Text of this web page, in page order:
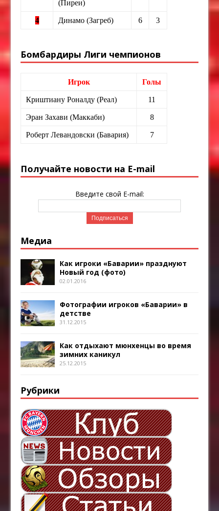
(Пиреи)
4 Динамо (Загреб) 6 3
Бомбардиры Лиги чемпионов
Игрок Голы
Криштиану Роналду (Реал) 11
Эран Захави (Маккаби) 8
Роберт Левандовски (Бавария) 7
Получайте новости на E-mail
Введите свой E-mail:
Медиа
Как игроки «Баварии» празднуют
Новый год (фото)
02.01.2016
Фотографии игроков «Баварии» в
детстве
31.12.2015
Как отдыхают мюнхенцы во время
зимних каникул
25.12.2015
Рубрики